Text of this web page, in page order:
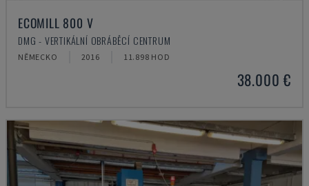
ECOMILL 800 V
DMG - VERTIKÁLNÍ OBRÁBĚCÍ CENTRUM
NĚMECKO 2016 11.898 HOD
38.000 €